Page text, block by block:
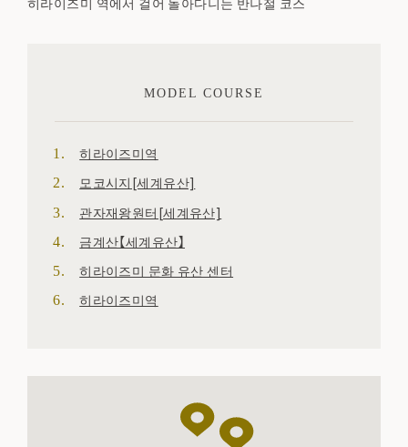
MODEL COURSE
히라이즈미역
모코시지[세계유산]
관자재왕원터[세계유산]
금계산【세계유산】
히라이즈미 문화 유산 센터
히라이즈미역